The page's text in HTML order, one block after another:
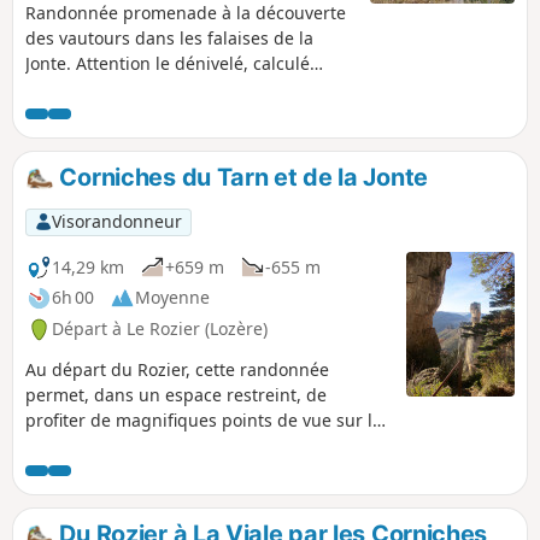
Randonnée promenade à la découverte
des vautours dans les falaises de la
Jonte. Attention le dénivelé, calculé
erroné, il n'est que de 600 m environ.
Corniches du Tarn et de la Jonte
Visorandonneur
14,29 km
+659 m
-655 m
6h 00
Moyenne
Départ à Le Rozier (Lozère)
Au départ du Rozier, cette randonnée
permet, dans un espace restreint, de
profiter de magnifiques points de vue sur les
leurs gorges respectives. Le passage à la
Grotte Saint-Pons puis à l'ermitage du même
nom ponctuent la progression côté Tarn. Au
Du Rozier à La Viale par les Corniches